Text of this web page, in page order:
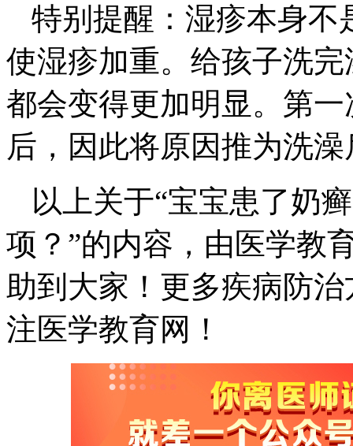
特别提醒：湿疹本身不
使湿疹加重。给孩子洗
都会变得更加明显。第
后，因此将原因推为洗
以上关于“宝宝患了奶
项？”的内容，由医学教
助到大家！更多疾病防
注医学教育网！